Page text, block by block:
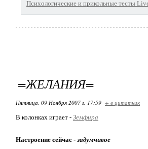
Психологические и прикольные тесты
=ЖЕЛАНИЯ=
Пятница, 09 Ноября 2007 г. 17:59 + в цитатник
В колонках играет - Земфира
Настроение сейчас -задумчивое